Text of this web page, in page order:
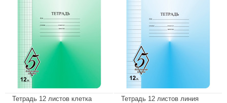
Тетрадь 12 листов клетка
Тетрадь 12 листов линия